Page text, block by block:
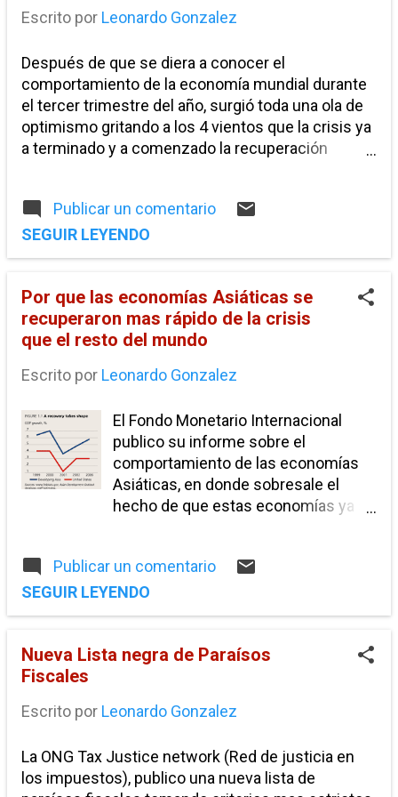
Escrito por Leonardo Gonzalez
Después de que se diera a conocer el
comportamiento de la economía mundial durante
el tercer trimestre del año, surgió toda una ola de
optimismo gritando a los 4 vientos que la crisis ya
a terminado y a comenzado la recuperación
recuperación y que a su ves son el resultado de
las medidas tomadas para hacer frente a la crisis.
Es por ello que todavía muchos países siguen
económicos y sus políticas expansivas, esto
porque todavía hace falta garantizar una
recuperación sostenida la cual saque a la
encuentra. Por ejemplo los países asiáticos cuyas
recordar que este crecimiento se debe a sus
intensivos programas de estímulos y gasto
publico, y todavía siguen dependiendo de la
recuperación de otras economías para
reestablecer sus niveles de exportaciones, algo
Publicar un comentario
SEGUIR LEYENDO
Por que las economías Asiáticas se
recuperaron mas rápido de la crisis
que el resto del mundo
Escrito por Leonardo Gonzalez
El Fondo Monetario Internacional
publico su informe sobre el
comportamiento de las economías
Asiáticas, en donde sobresale el
hecho de que estas economías ya se
ver este informe inmediatamente
surge la interrogante ¿Cómo
consiguieron recuperarse tan rápido
dependen en gran medida de sus
en promedio el 30% de las
corresponde a exportaciones, las
cuales en su mayoría se dirigen hacia
Publicar un comentario
SEGUIR LEYENDO
Nueva Lista negra de Paraísos
Fiscales
Escrito por Leonardo Gonzalez
La ONG Tax Justice network (Red de justicia en
los impuestos), publico una nueva lista de